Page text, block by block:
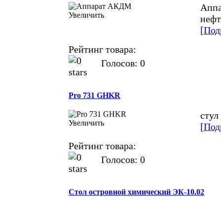
Увеличить
Рейтинг товара:
Голосов: 0
Pro 731 GHKR
Увеличить
Рейтинг товара:
Голосов: 0
Cтол островной химический ЭК-10.02